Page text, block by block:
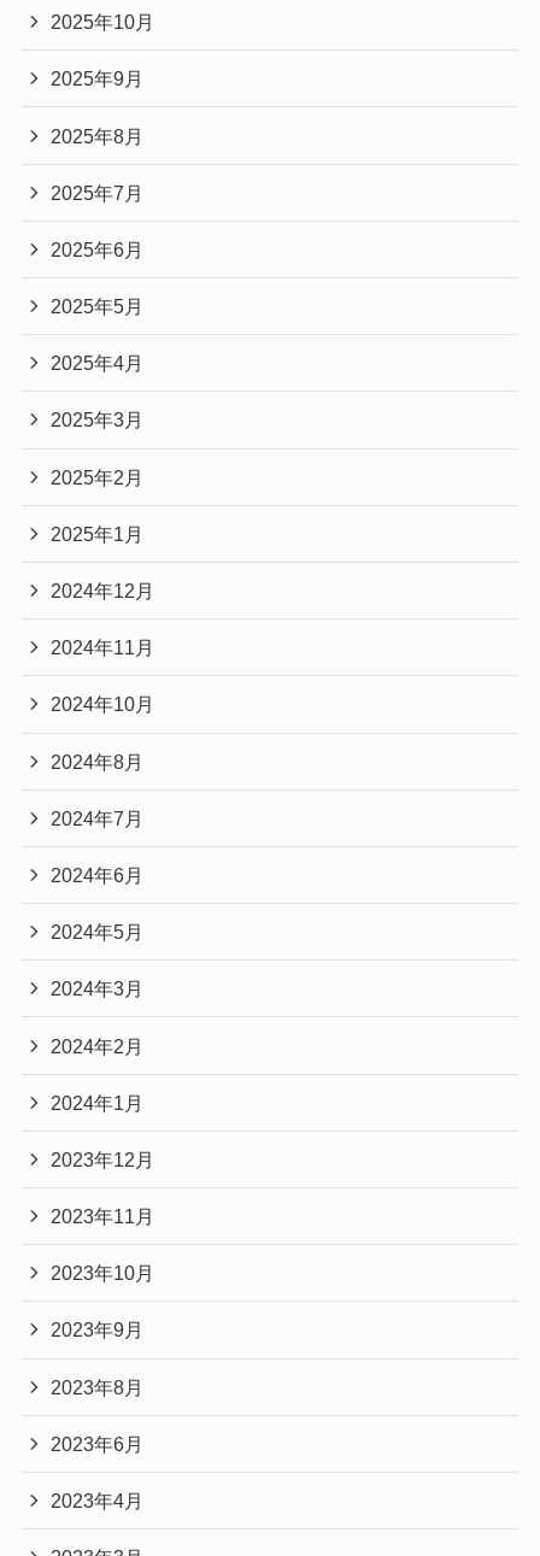
2025年10月
2025年9月
2025年8月
2025年7月
2025年6月
2025年5月
2025年4月
2025年3月
2025年2月
2025年1月
2024年12月
2024年11月
2024年10月
2024年8月
2024年7月
2024年6月
2024年5月
2024年3月
2024年2月
2024年1月
2023年12月
2023年11月
2023年10月
2023年9月
2023年8月
2023年6月
2023年4月